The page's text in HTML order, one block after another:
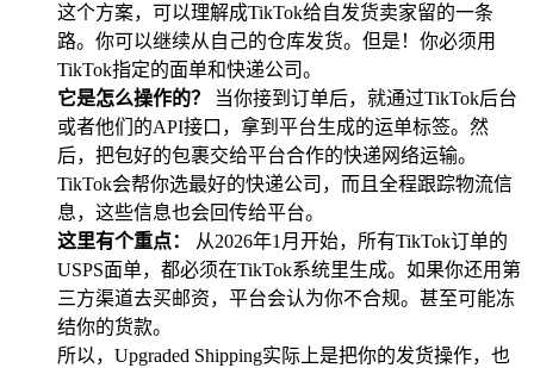
这个方案，可以理解成TikTok给自发货卖家留的一条
路。你可以继续从自己的仓库发货。但是！你必须用
TikTok指定的面单和快递公司。
它是怎么操作的？
当你接到订单后，就通过TikTok后台
或者他们的API接口，拿到平台生成的运单标签。然
后，把包好的包裹交给平台合作的快递网络运输。
TikTok会帮你选最好的快递公司，而且全程跟踪物流信
息，这些信息也会回传给平台。
这里有个重点：
从2026年1月开始，所有TikTok订单的
USPS面单，都必须在TikTok系统里生成。如果你还用第
三方渠道去买邮资，平台会认为你不合规。甚至可能冻
结你的货款。
所以，Upgraded Shipping实际上是把你的发货操作，也